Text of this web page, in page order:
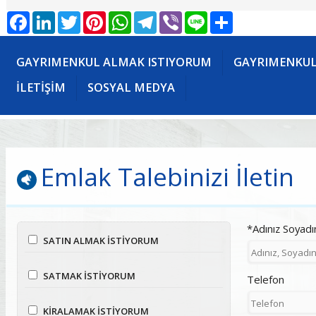
GAYRIMENKUL ALMAK ISTIYORUM
İLETİŞİM
SOSYAL MEDYA
Emlak Talebinizi İletin
SATIN ALMAK İSTİYORUM
SATMAK İSTİYORUM
KİRALAMAK İSTİYORUM
*Adınız
Telefon
FacebookLinkedInTwitterPinterestWhatsAppTelegram
Viber Line Share